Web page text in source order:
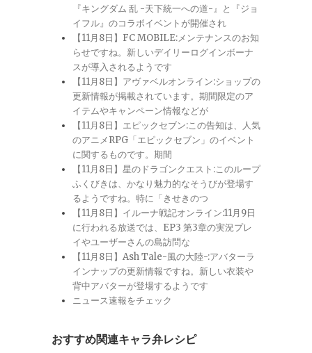
『キングダム 乱 -天下統一への道-』と『ジョ
イフル』のコラボイベントが開催され
【11月8日】FC MOBILE:メンテナンスのお知
らせですね。新しいデイリーログインボーナ
スが導入されるようです
【11月8日】アヴァベルオンライン:ショップの
更新情報が掲載されています。期間限定のア
イテムやキャンペーン情報などが
【11月8日】エピックセブン:この告知は、人気
のアニメRPG「エピックセブン」のイベント
に関するものです。期間
【11月8日】星のドラゴンクエスト:このループ
ふくびきは、かなり魅力的なそうびが登場す
るようですね。特に「きせきのつ
【11月8日】イルーナ戦記オンライン:11月9日
に行われる放送では、EP3 第3章の実況プレ
イやユーザーさんの島訪問な
【11月8日】Ash Tale-風の大陸-:アバターラ
インナップの更新情報ですね。新しい衣装や
背中アバターが登場するようです
ニュース速報をチェック
おすすめ関連キャラ弁レシピ